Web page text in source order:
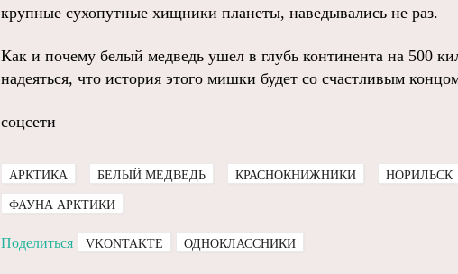
крупные сухопутные хищники планеты, наведывались не раз.
Как и почему белый медведь ушел в глубь континента на 500
надеяться, что история этого мишки будет со счастливым
соцсети
АРКТИКА БЕЛЫЙ МЕДВЕДЬ КРАСНОКНИЖНИКИ НОРИЛЬСК
ФАУНА АРКТИКИ
Поделиться VKONTAKTE ОДНОКЛАССНИКИ